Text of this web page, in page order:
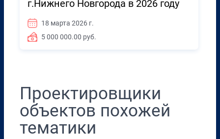
г.Нижнего Новгорода в 2026 году
18 марта 2026 г.
5 000 000.00 руб.
Проектировщики
объектов похожей
тематики